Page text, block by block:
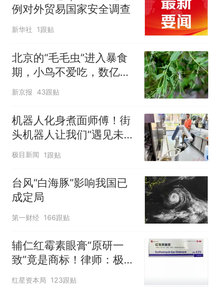
例对外贸易国家安全调查
新华社 1跟贴
北京的“毛毛虫”进入暴食
期，小鸟不爱吃，数亿头
小蜂迎战
新京报 43跟贴
机器人化身煮面师傅！街
头机器人让我们“遇见未
来”
极目新闻 1跟贴
台风“白海豚”影响我国已
成定局
第一财经 166跟贴
辅仁红霉素眼膏“原研一
致”竟是商标！律师：极易
误导消费者，不妥
红星资本局 123跟贴